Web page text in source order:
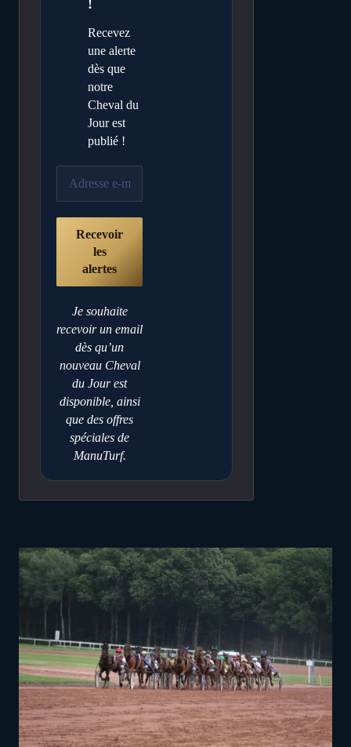
!
Recevez
une alerte
dès que
notre
Cheval du
Jour est
publié !
Je souhaite
recevoir un email
dès qu’un
nouveau Cheval
du Jour est
disponible, ainsi
que des offres
spéciales de
ManuTurf.